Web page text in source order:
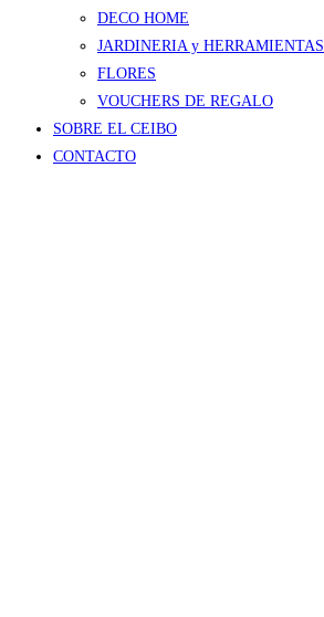
DECO HOME
JARDINERIA y HERRAMIENTAS
FLORES
VOUCHERS DE REGALO
SOBRE EL CEIBO
CONTACTO